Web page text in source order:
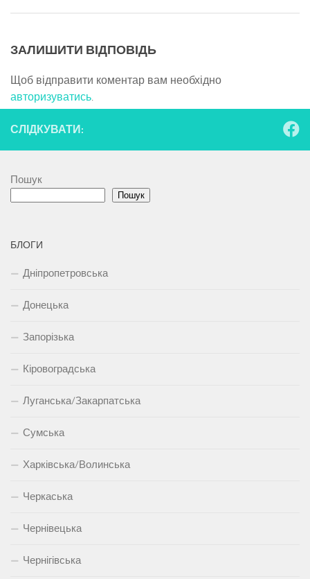
ЗАЛИШИТИ ВІДПОВІДЬ
Щоб відправити коментар вам необхідно
авторизуватись.
СЛІДКУВАТИ:
Пошук
Пошук
БЛОГИ
Дніпропетровська
Донецька
Запорізька
Кіровоградська
Луганська/Закарпатська
Сумська
Харківська/Волинська
Черкаська
Чернівецька
Чернігівська